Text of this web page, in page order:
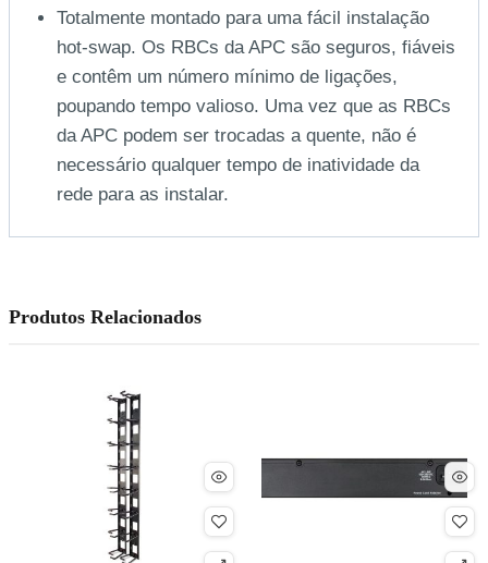
Totalmente montado para uma fácil instalação
hot-swap. Os RBCs da APC são seguros, fiáveis
e contêm um número mínimo de ligações,
poupando tempo valioso. Uma vez que as RBCs
da APC podem ser trocadas a quente, não é
necessário qualquer tempo de inatividade da
rede para as instalar.
Produtos Relacionados